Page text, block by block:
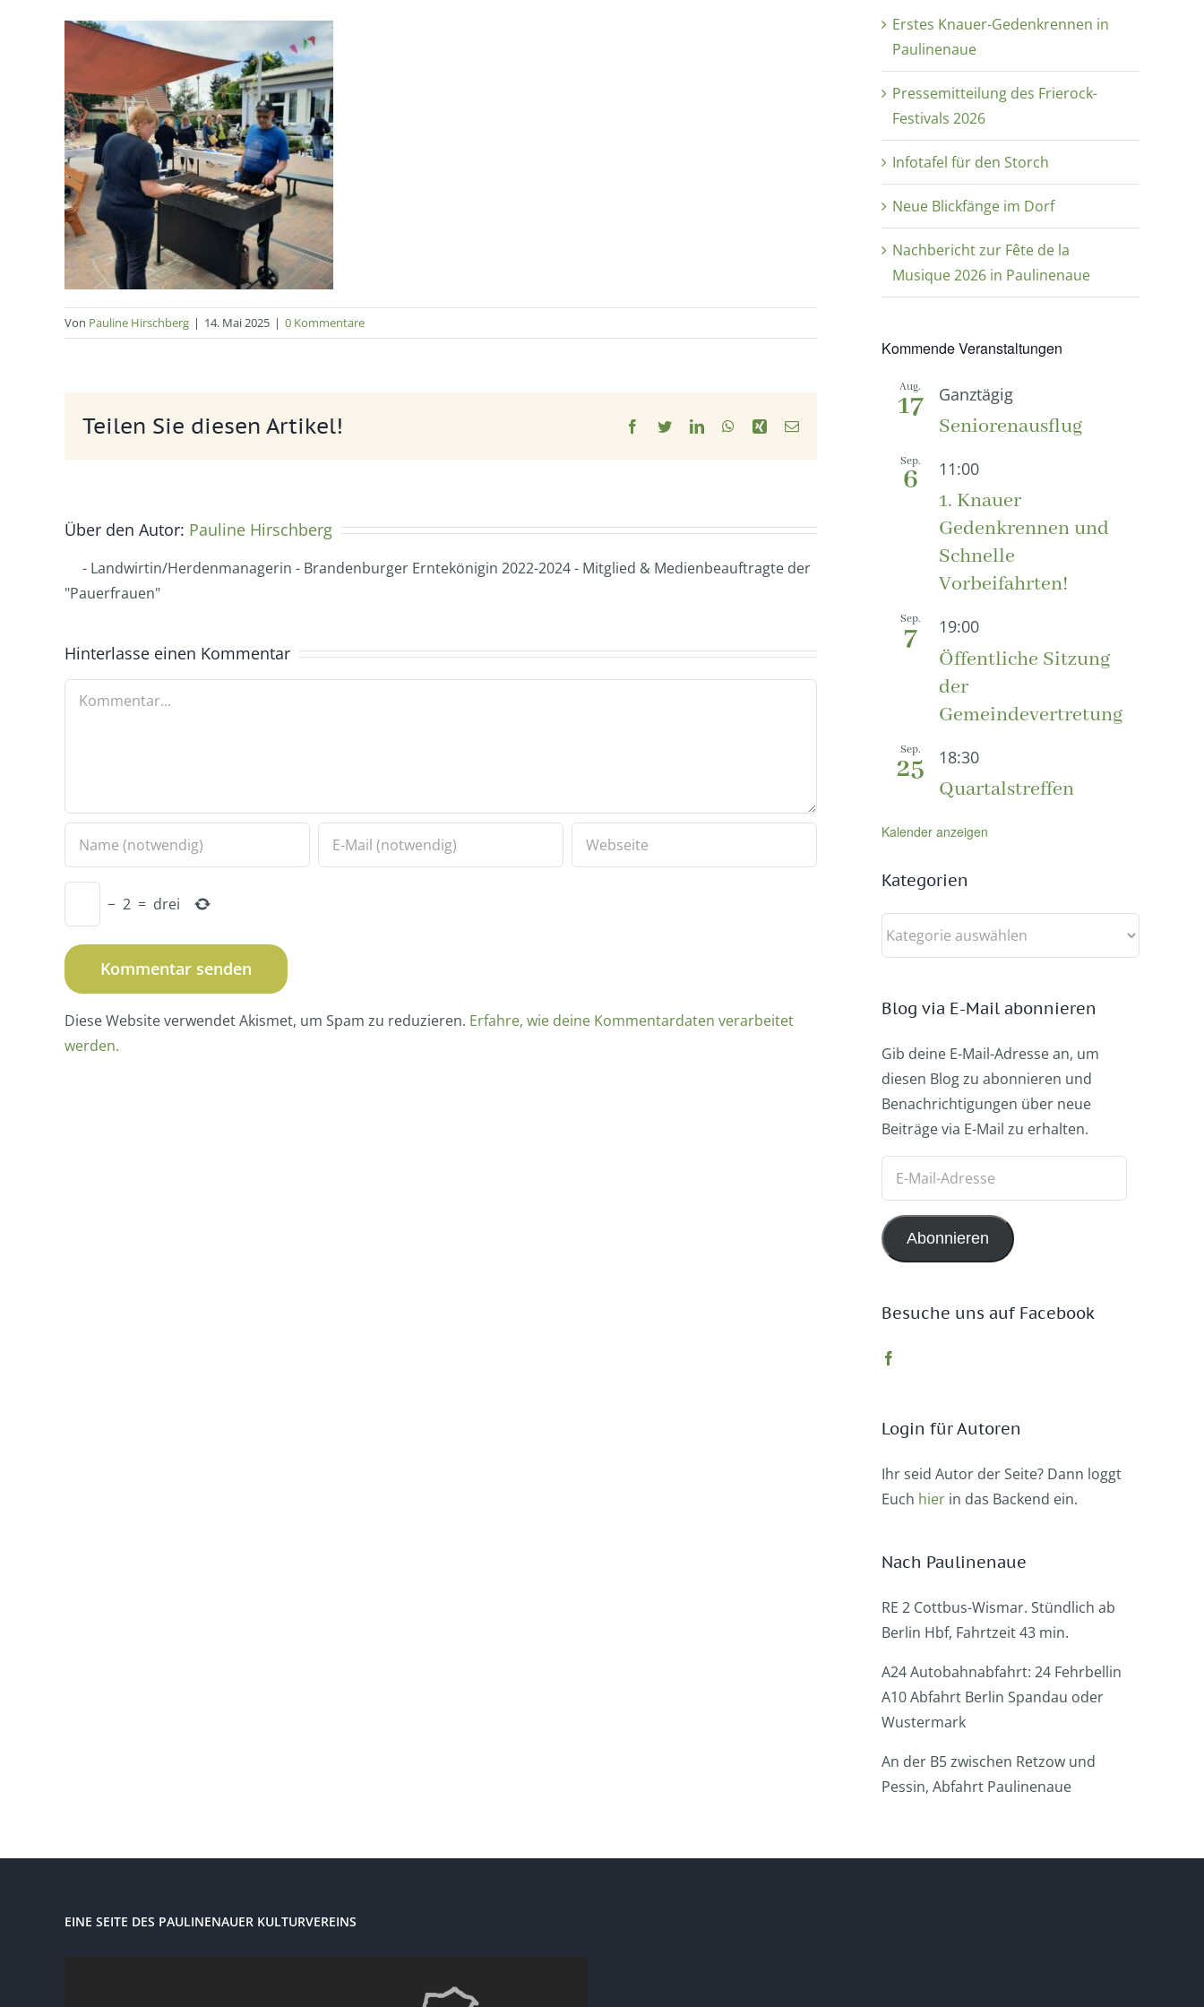
Von Pauline Hirschberg | 14. Mai 2025 | 0 Kommentare
Teilen Sie diesen Artikel! Facebook
TwitterLinkedInWhatsApp
Xing E-
Über den Autor: Pauline Hirschberg
- Landwirtin/Herdenmanagerin - Brandenburger Erntekönigin 2022-2024 - Mitglied & Medienbeauftragte der
"Pauerfrauen"
Hinterlasse einen Kommentar
Kommentar
− 2 = drei
Diese Website verwendet Akismet, um Spam zu reduzieren. Erfahre, wie deine Kommentardaten verarbeitet
werden.
Erstes Knauer-Gedenkrennen in
Paulinenaue
Pressemitteilung des Frierock-
Festivals 2026
Infotafel für den Storch
Neue Blickfänge im Dorf
Nachbericht zur Fête de la
Musique 2026 in Paulinenaue
Kommende Veranstaltungen
Aug.
17 Ganztägig
Seniorenausflug
Sep.
6 11:00
1. Knauer
Gedenkrennen und
Schnelle
Vorbeifahrten!
Sep.
7 19:00
Öffentliche Sitzung
der
Gemeindevertretung
Sep.
25 18:30
Quartalstreffen
Kalender anzeigen
Kategorien
Kategorien
Blog via E-Mail abonnieren
Gib deine E-Mail-Adresse an, um
diesen Blog zu abonnieren und
Benachrichtigungen über neue
Beiträge via E-Mail zu erhalten.
Adresse
Abonnieren
Besuche uns auf Facebook
Login für Autoren
Ihr seid Autor der Seite? Dann loggt
Euch hier in das Backend ein.
Nach Paulinenaue
RE 2 Cottbus-Wismar. Stündlich ab
Berlin Hbf, Fahrtzeit 43 min.
A24 Autobahnabfahrt: 24 Fehrbellin
A10 Abfahrt Berlin Spandau oder
Wustermark
An der B5 zwischen Retzow und
Pessin, Abfahrt Paulinenaue
EINE SEITE DES PAULINENAUER KULTURVEREINS